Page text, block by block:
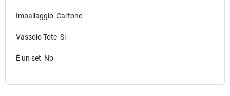
Imballaggio Cartone
Vassoio Tote Sì
È un set No